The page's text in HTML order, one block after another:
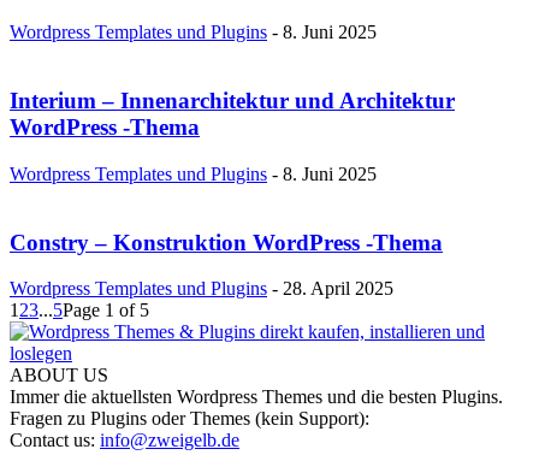
Wordpress Templates und Plugins - 8. Juni 2025
Interium – Innenarchitektur und Architektur
WordPress -Thema
Wordpress Templates und Plugins - 8. Juni 2025
Constry – Konstruktion WordPress -Thema
Wordpress Templates und Plugins - 28. April 2025
1 23...5Page 1 of 5
ABOUT US
Immer die aktuellsten Wordpress Themes und die besten Plugins.
Fragen zu Plugins oder Themes (kein Support):
Contact us: info@zweigelb.de